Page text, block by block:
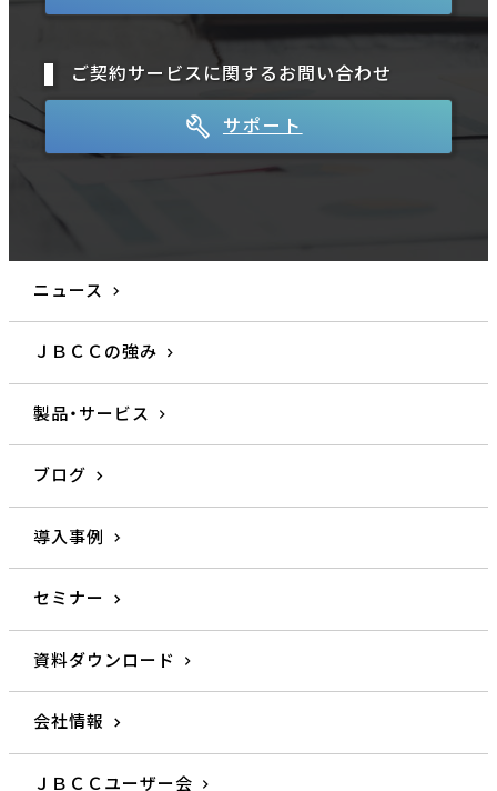
ご契約サービスに関するお問い合わせ
サポート
ニュース
ＪＢＣＣの強み
製品・サービス
ブログ
導入事例
セミナー
資料ダウンロード
会社情報
ＪＢＣＣユーザー会